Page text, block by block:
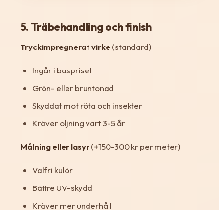
5. Träbehandling och finish
Tryckimpregnerat virke(standard)
Ingår i baspriset
Grön- eller bruntonad
Skyddat mot röta och insekter
Kräver oljning vart 3-5 år
Målning eller lasyr(+150-300 kr per meter)
Valfri kulör
Bättre UV-skydd
Kräver mer underhåll